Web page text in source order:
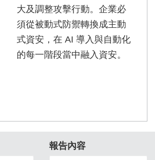
大及調整攻擊行動。企業必
須從被動式防禦轉換成主動
式資安，在 AI 導入與自動化
的每一階段當中融入資安。
報告內容